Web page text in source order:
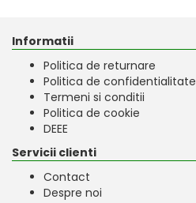
Informatii
Politica de returnare
Politica de confidentialitate
Termeni si conditii
Politica de cookie
DEEE
Servicii clienti
Contact
Despre noi